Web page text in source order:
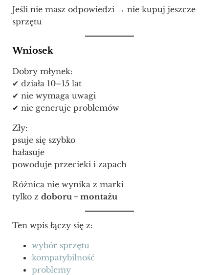
Jeśli nie masz odpowiedzi → nie kupuj jeszcze
sprzętu
Wniosek
Dobry młynek:
✔ działa 10–15 lat
✔ nie wymaga uwagi
✔ nie generuje problemów
Zły:
psuje się szybko
hałasuje
powoduje przecieki i zapach
Różnica nie wynika z marki
tylko z doboru + montażu
Ten wpis łączy się z:
wybór sprzętu
kompatybilność
problemy